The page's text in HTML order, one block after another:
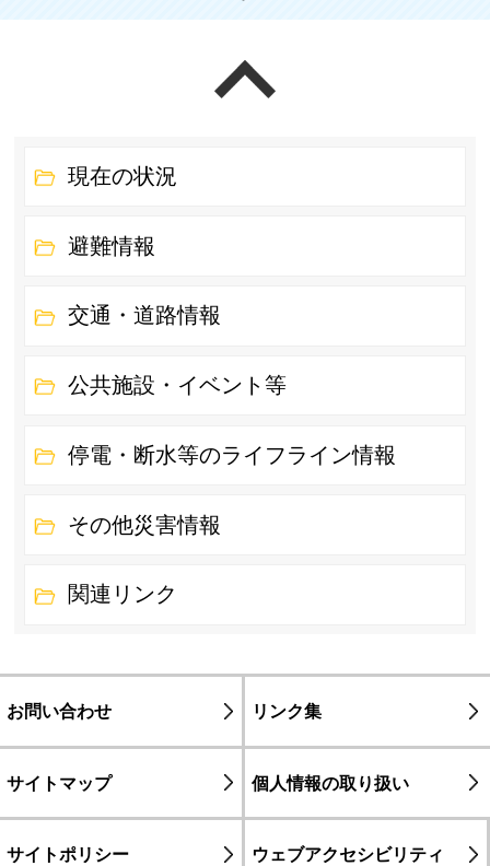
現在の状況
避難情報
交通・道路情報
公共施設・イベント等
停電・断水等のライフライン情報
その他災害情報
関連リンク
お問い合わせ リンク集
サイトマップ 個人情報の取り扱い
サイトポリシー ウェブアクセシビリティ